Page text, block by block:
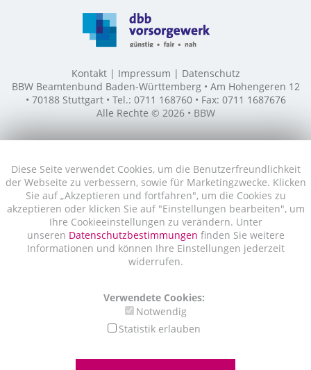
Diese Seite verwendet Cookies, um die Benutzerfreundlichkeit
der Webseite zu verbessern, sowie für Marketingzwecke. Klicken
Sie auf „Akzeptieren und fortfahren", um die Cookies zu
akzeptieren oder klicken Sie auf "Einstellungen bearbeiten", um
Ihre Cookieeinstellungen zu verändern. Unter
unseren Datenschutzbestimmungen finden Sie weitere
Informationen und können Ihre Einstellungen jederzeit
widerrufen.
Verwendete Cookies:
Notwendig
Statistik erlauben
Kontakt Impressum
Datenschutz
BBW Beamtenbund Baden-Württemberg • Am Hohengeren 12
• 70188 Stuttgart • Tel.: 0711 168760 • Fax: 0711 1687676
Alle Rechte © 2026 • BBW